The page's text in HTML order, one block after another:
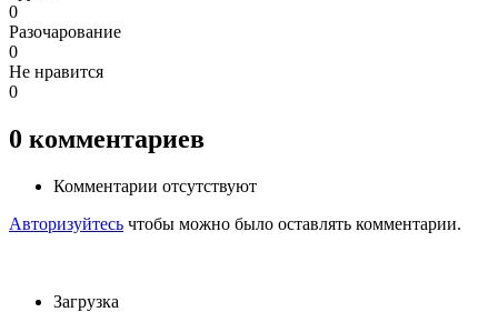
0
Разочарование
0
Не нравится
0
0 комментариев
Комментарии отсутствуют
Авторизуйтесь чтобы можно было оставлять комментарии.
Загрузка